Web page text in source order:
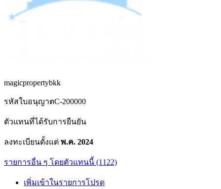
magicpropertybkk
รหัสใบอนุญาตC-200000
ตัวแทนที่ได้รับการยืนยัน
ลงทะเบียนตั้งแต่ พ.ค. 2024
รายการอื่น ๆ โดยตัวแทนนี้ (1122)
เพิ่มเข้าในรายการโปรด